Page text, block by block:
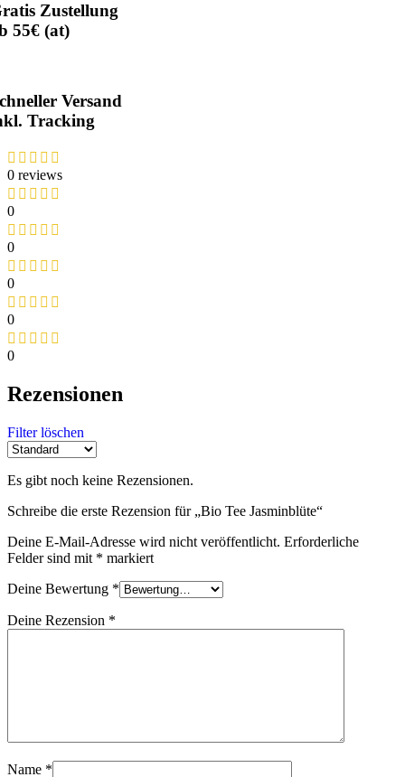
Zustellung
55€ (at)
Versand
Tracking
0 reviews
0
0
0
0
0
Rezensionen
Filter löschen
Es gibt noch keine Rezensionen.
Schreibe die erste Rezension für „Bio Tee Jasminblüte“
Deine E-Mail-Adresse wird nicht veröffentlicht. Erforderliche
Felder sind mit * markiert
Deine Bewertung *
Deine Rezension *
Name *